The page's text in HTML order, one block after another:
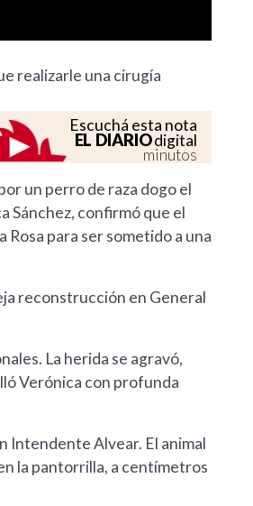
realizarle una cirugía
Escuchá esta nota
EL DIARIOdigital
minutos
un perro de raza dogo el
Sánchez, confirmó que el
para ser sometido a una
reconstrucción en General
La herida se agravó,
Verónica con profunda
Intendente Alvear. El animal
la pantorrilla, a centímetros